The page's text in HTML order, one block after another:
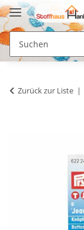
Zurück zur Liste